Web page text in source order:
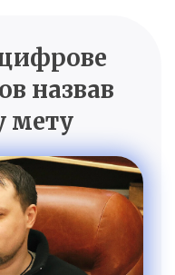
назвав
мету